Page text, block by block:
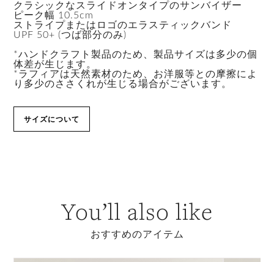
クラシックなスライドオンタイプのサンバイザー
ピーク幅 10.5cm
ストライプまたはロゴのエラスティックバンド
UPF 50+ (つば部分のみ)
*ハンドクラフト製品のため、製品サイズは多少の個
体差が生じます。
*ラフィアは天然素材のため、お洋服等との摩擦によ
り多少のささくれが生じる場合がございます。
サイズについて
You’ll also like
おすすめのアイテム